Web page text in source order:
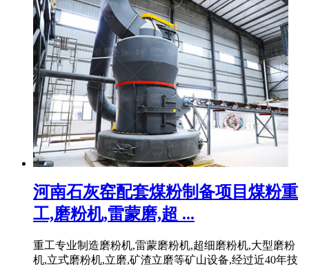
河南石灰窑配套煤粉制备项目煤粉重
工,磨粉机,雷蒙磨,超 ...
重工专业制造磨粉机,雷蒙磨粉机,超细磨粉机,大型磨粉
机,立式磨粉机,立磨,矿渣立磨等矿山设备,经过近40年技